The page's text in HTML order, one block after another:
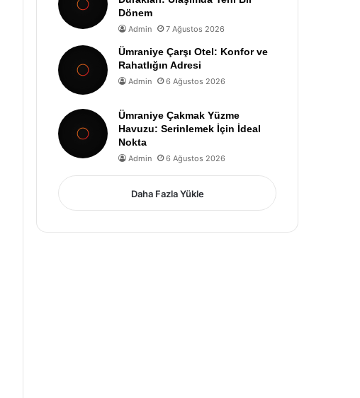
Dönem
Admin 7 Ağustos 2026
Ümraniye Çarşı Otel: Konfor ve
Rahatlığın Adresi
Admin 6 Ağustos 2026
Ümraniye Çakmak Yüzme
Havuzu: Serinlemek İçin İdeal
Nokta
Admin 6 Ağustos 2026
Daha Fazla Yükle